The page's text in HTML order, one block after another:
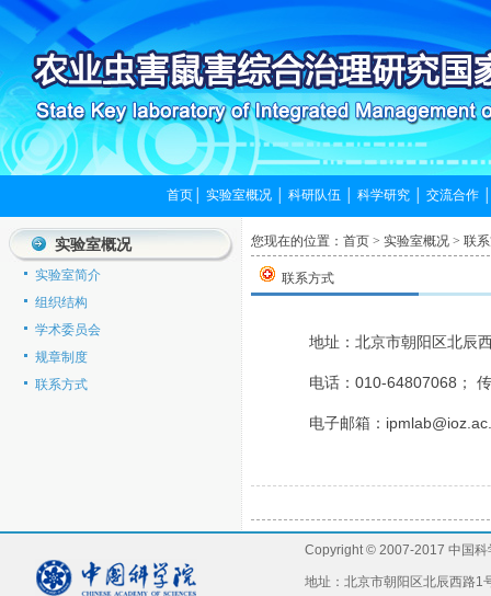
首页 │实验室概况 │科研队伍 │科学研究 │交流合作
实验室概况
实验室简介
组织结构
学术委员会
规章制度
联系方式
您现在的位置： 首页 > 实验室概况 > 联
联系方式
地址：北京市朝阳区北辰
电话：010-64807068；
电子邮箱：
Copyright © 2007-2017 中国
地址：北京市朝阳区北辰西路